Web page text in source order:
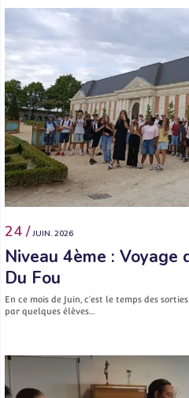
24 / JUIN. 2026
Niveau 4ème : Voyage
Du Fou
En ce mois de Juin, c’est le temps des
par quelques élèves…